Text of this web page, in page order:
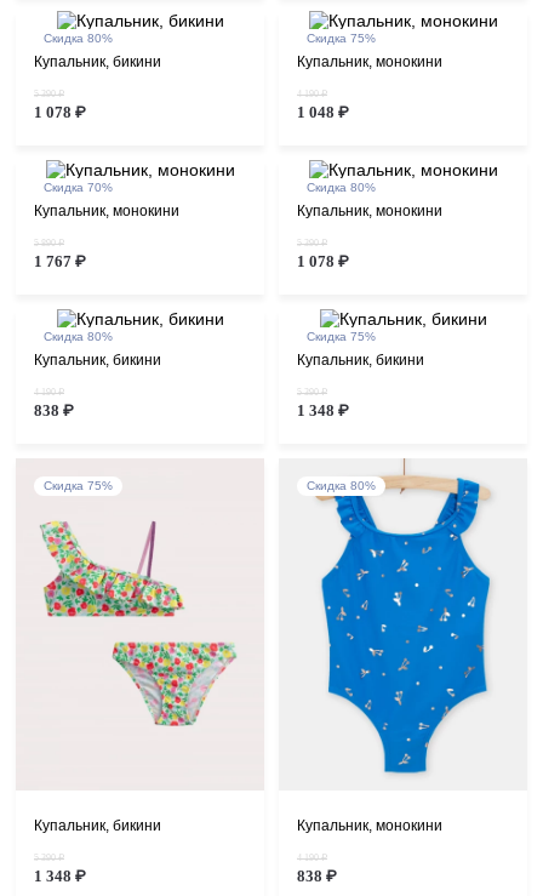
Скидка 80%
Купальник, бикини
5 390 ₽
1 078 ₽
Скидка 75%
Купальник, монокини
4 190 ₽
1 048 ₽
Скидка 70%
Купальник, монокини
5 890 ₽
1 767 ₽
Скидка 80%
Купальник, монокини
5 390 ₽
1 078 ₽
Скидка 80%
Купальник, бикини
4 190 ₽
838 ₽
Скидка 75%
Купальник, бикини
5 390 ₽
1 348 ₽
Скидка 75%
Купальник, бикини
5 390 ₽
1 348 ₽
Скидка 80%
Купальник, монокини
4 190 ₽
838 ₽